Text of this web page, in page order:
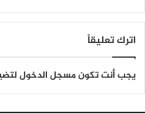
اترك تعليقاً
يجب أنت تكونمسجل الدخول